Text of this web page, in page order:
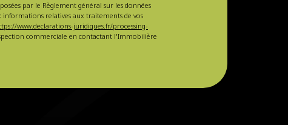
par le Règlement général sur les données
informations relatives aux traitements de vos
www.declarations-juridiques.fr/processing-
commerciale en contactant l'Immobilière